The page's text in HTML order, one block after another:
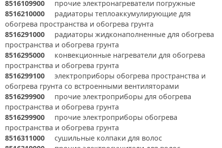
8516109900 прочие электронагреватели погружные
8516210000 радиаторы теплоаккумулирующие для
обогрева пространства и обогрева грунта
8516291000 радиаторы жидконаполненные для обогрева
пространства и обогрева грунта
8516295000 конвекционные нагреватели для обогрева
пространства и обогрева грунта
8516299100 электроприборы обогрева пространства и
обогрева грунта со встроенными вентиляторами
8516299900 прочие электроприборы для обогрева
пространства и обогрева грунта
8516299900 прочие электроприборы обогрева
пространства и обогрева грунта
8516311000 сушильные колпаки для волос